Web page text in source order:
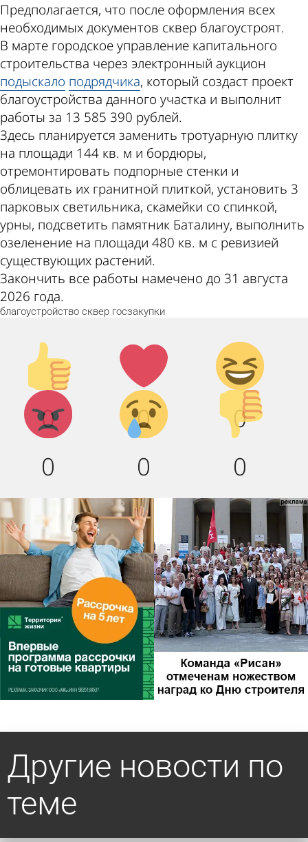
Предполагается, что после оформления всех
необходимых документов сквер благоустроят.
В марте городское управление капитального
строительства через электронный аукцион
подыскало подрядчика, который создаст проект
благоустройства данного участка и выполнит
работы за 13 585 390 рублей.
Здесь планируется заменить тротуарную плитку
на площади 144 кв. м и бордюры,
отремонтировать подпорные стенки и
облицевать их гранитной плиткой, установить 3
парковых светильника, скамейки со спинкой,
урны, подсветить памятник Баталину, выполнить
озеленение на площади 480 кв. м с ревизией
существующих растений.
Закончить все работы намечено до 31 августа
2026 года.
благоустройство сквер госзакупки
Палец
вверх!
0
Лайк!
0
Дикий
смех!
0
Агрессия!
0
Грусть :
(
0
Палец
вниз!
0
Другие новости по
теме